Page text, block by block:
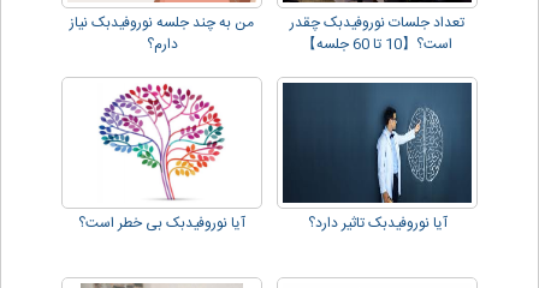
تعداد جلسات نوروفیدبک چقدر
است؟【10 تا 60 جلسه】
من به چند جلسه نوروفیدبک نیاز
دارم؟
آیا نوروفیدبک تاثیر دارد؟ آیا نوروفیدبک بی خطر است؟